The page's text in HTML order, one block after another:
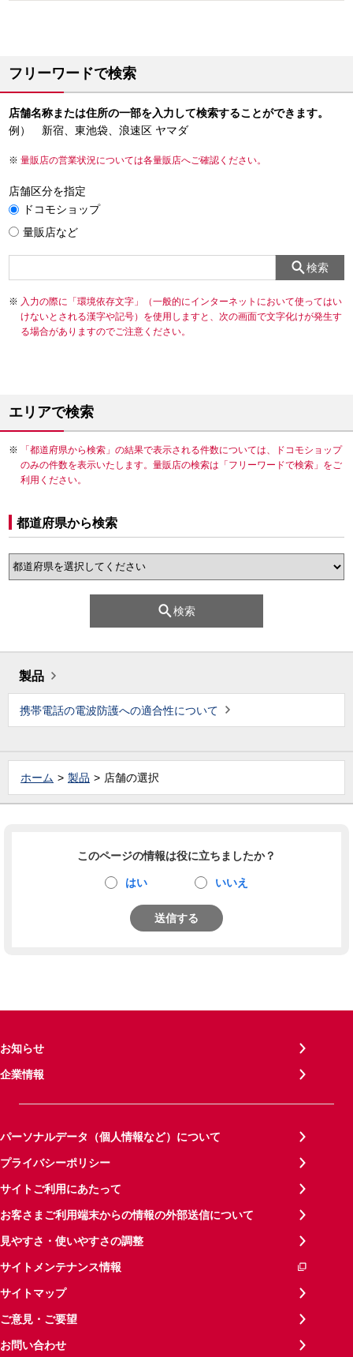
フリーワードで検索
店舗名称または住所の一部を入力して検索することができます。
例） 新宿、東池袋、浪速区 ヤマダ
量販店の営業状況については各量販店へご確認ください。
店舗区分を指定
ドコモショップ
量販店など
検索
入力の際に「環境依存文字」（一般的にインターネットにおいて使ってはい
けないとされる漢字や記号）を使用しますと、次の画面で文字化けが発生す
る場合がありますのでご注意ください。
エリアで検索
「都道府県から検索」の結果で表示される件数については、ドコモショップ
のみの件数を表示いたします。量販店の検索は「フリーワードで検索」をご
利用ください。
都道府県から検索
検索
製品
携帯電話の電波防護への適合性について
ホーム 製品 店舗の選択
このページの情報は役に立ちましたか？
はい いいえ
送信する
お知らせ
企業情報
パーソナルデータ（個人情報など）について
プライバシーポリシー
サイトご利用にあたって
お客さまご利用端末からの情報の外部送信について
見やすさ・使いやすさの調整
サイトメンテナンス情報
サイトマップ
ご意見・ご要望
お問い合わせ